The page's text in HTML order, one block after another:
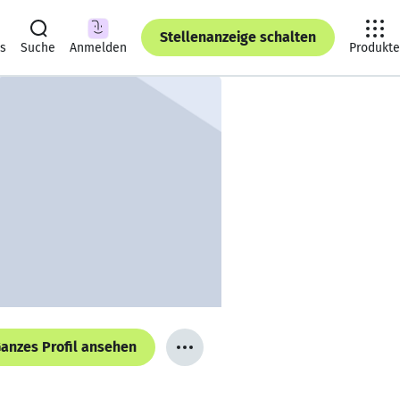
Suche Anmelden
Stellenanzeige schalten
Produkte
Profil ansehen